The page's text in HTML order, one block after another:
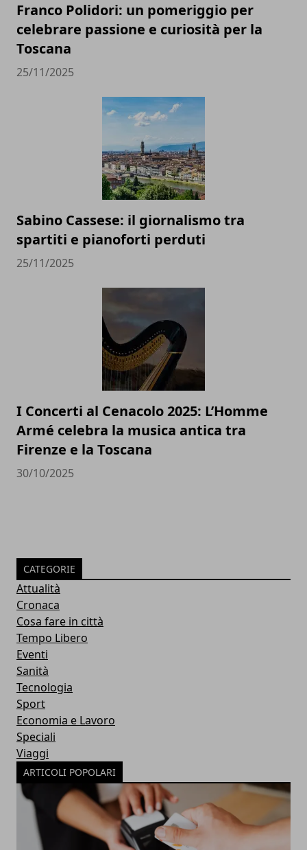
Franco Polidori: un pomeriggio per
celebrare passione e curiosità per la
Toscana
25/11/2025
Sabino Cassese: il giornalismo tra
spartiti e pianoforti perduti
25/11/2025
I Concerti al Cenacolo 2025: L’Homme
Armé celebra la musica antica tra
Firenze e la Toscana
30/10/2025
CATEGORIE
Attualità
Cronaca
Cosa fare in città
Tempo Libero
Eventi
Sanità
Tecnologia
Sport
Economia e Lavoro
Speciali
Viaggi
ARTICOLI POPOLARI